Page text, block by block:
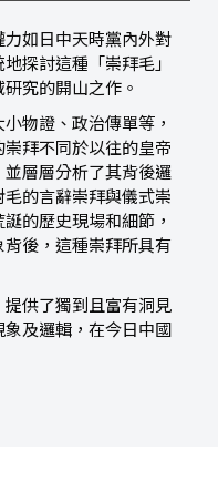
如日中天時黨內外對
探討這種「崇拜毛」
究的開山之作。
物證、政治傳單等，
拜不同於以往的皇帝
層層分析了其背後邏
的言辭崇拜與儀式崇
的歷史現場和細節，
後，這種崇拜所具有
供了獨到且富有洞見
及邏輯，在今日中國